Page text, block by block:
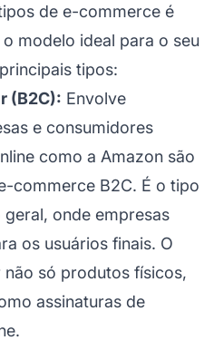
de e-commerce é
modelo ideal para o seu
tipos:
(B2C): Envolve
e consumidores
como a Amazon são
commerce B2C. É o tipo
onde empresas
os usuários finais. O
só produtos físicos,
assinaturas de